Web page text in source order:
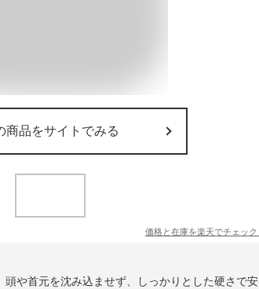
商品をサイトでみる
価格と在庫を楽天でチェック
や首元を沈み込ませず、しっかりとした硬さで安